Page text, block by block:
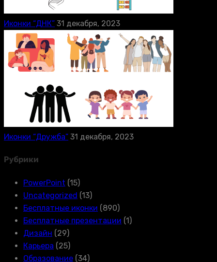
Иконки “ДНК” 31 декабря, 2023
Иконки “Дружба” 31 декабря, 2023
Рубрики
PowerPoint (15)
Uncategorized (13)
Бесплатные иконки (890)
Бесплатные презентации (1)
Дизайн (29)
Карьера (25)
Образование (34)